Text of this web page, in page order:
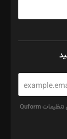
برای استفاده از ریکپچا بایستی کلید API را در صفحه ی تنظیمات Quform